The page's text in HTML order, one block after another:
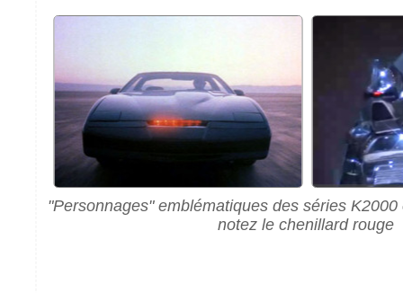
"Personnages" emblématiques des séries
notez le chenillard rouge